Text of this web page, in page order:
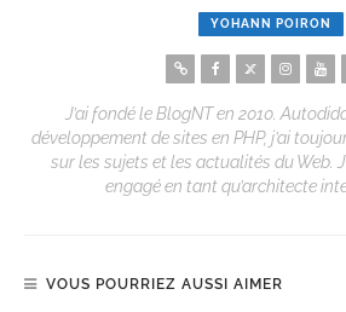
YOHANN POIRON
J’ai fondé le BlogNT en 2010.
développement de sites en PHP, j’ai
sur les sujets et les actualités du Web.
engagé en tant qu’architecte
VOUS POURRIEZ AUSSI AIMER